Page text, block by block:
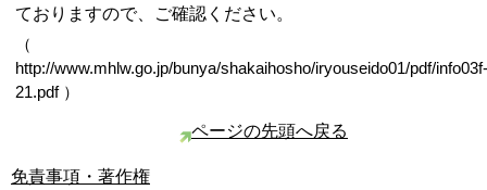
ておりますので、ご確認ください。
（
http://www.mhlw.go.jp/bunya/shakaihosho/iryouseido01/pdf/info03f-
21.pdf ）
ページの先頭へ戻る
免責事項・著作権